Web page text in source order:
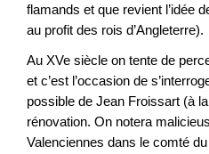
flamands et que revient l’idée
au profit des rois d’Angleterre).
Au XVe siècle on tente de
et c’est l’occasion de
possible de Jean Froissart (à
rénovation. On notera
Valenciennes dans le comté